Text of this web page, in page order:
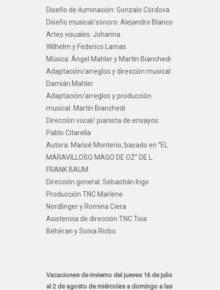
Diseño de iluminación: Gonzalo Córdova
Diseño musical/sonoro: Alejandro Blanco
Artes visuales: Johanna
Wilhelm y Federico Lamas
Música: Ángel Mahler y Martín Bianchedi
Adaptación/arreglos y dirección musical:
Damián Mahler
Adaptación/arreglos y producción
musical: Martín Bianchedi
Dirección vocal/ pianista de ensayos:
Pablo Citarella
Autora: Marisé Monterio, basado en “EL
MARAVILLOSO MAGO DE OZ” DE L.
FRANK BAUM
Dirección general: Sebastián Irigo
Producción TNC Marlene
Nordlinger y Romina Ciera
Asistencia de dirección TNC Toia
Béhèran y Sonia Riobo
Vacaciones de invierno del jueves 16 de julio
al 2 de agosto de miércoles a domingo a las